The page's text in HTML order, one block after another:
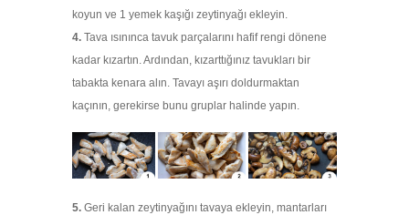
koyun ve 1 yemek kaşığı zeytinyağı ekleyin.
4. Tava ısınınca tavuk parçalarını hafif rengi dönene
kadar kızartın. Ardından, kızarttığınız tavukları bir
tabakta kenara alın. Tavayı aşırı doldurmaktan
kaçının, gerekirse bunu gruplar halinde yapın.
5. Geri kalan zeytinyağını tavaya ekleyin, mantarları